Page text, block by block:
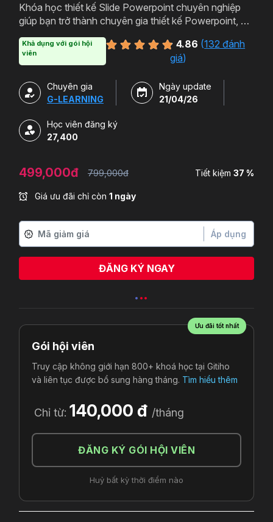
Khóa học thiết kế Slide Powerpoint chuyên nghiệp
giúp bạn trở thành chuyên gia thiết kế Powerpoint, với
bạn có thể học cả về tư duy thiết kế và kỹ năng sử
dụng thành thạo công cụ. Tặng kèm 500+ Slide
khác nhau.
Khả dụng với gói hội
viên
4.86 (132 đánh
giá)
Chuyên gia
G-LEARNING
Ngày update
21/04/26
Học viên đăng ký
27,400
499,000đ 799,000đ Tiết kiệm 37 %
Giá ưu đãi chỉ còn 1 ngày
Áp dụng
ĐĂNG KÝ NGAY
Huỳnh Phạm Ngọc Thảo
Ưu đãi tốt nhất
Gói hội viên
Truy cập không giới hạn 800+ khoá học tại Gitiho
và liên tục được bổ sung hàng tháng. Tìm hiểu thêm
Chỉ từ: 140,000 đ /tháng
ĐĂNG KÝ GÓI HỘI VIÊN
Huỷ bất kỳ thời điểm nào